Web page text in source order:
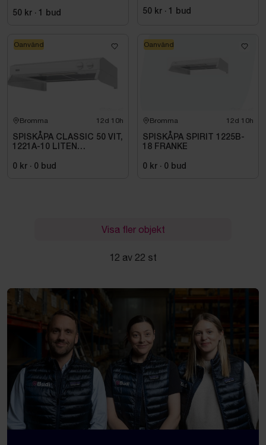
INKL. XENIO WIFI
50 kr · 1 bud 50 kr · 1 bud
Bromma 12d 10h
SPISKÅPA CLASSIC 50 VIT,
1221A-10 LITEN
0 kr · 0 bud
Oanvänd
Bromma 12d 10h
SPISKÅPA SPIRIT 1225B-
18 FRANKE
0 kr · 0 bud
Oanvänd
Visa fler objekt
12 av 22 st